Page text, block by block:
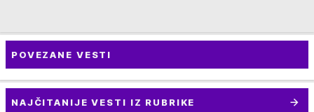
POVEZANE VESTI
NAJČITANIJE VESTI IZ RUBRIKE